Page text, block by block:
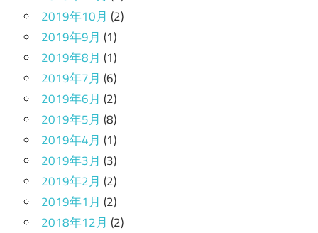
2019年10月 (2)
2019年9月 (1)
2019年8月 (1)
2019年7月 (6)
2019年6月 (2)
2019年5月 (8)
2019年4月 (1)
2019年3月 (3)
2019年2月 (2)
2019年1月 (2)
2018年12月 (2)